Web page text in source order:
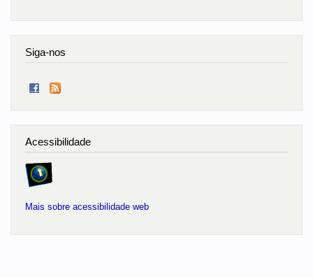
Siga-nos
Acessibilidade
Mais sobre acessibilidade web